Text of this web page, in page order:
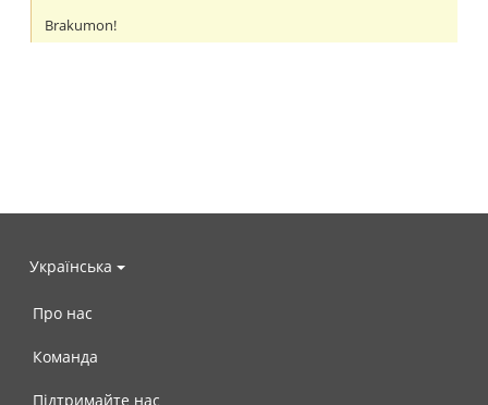
Brakumon!
Українська
Про нас
Команда
Підтримайте нас